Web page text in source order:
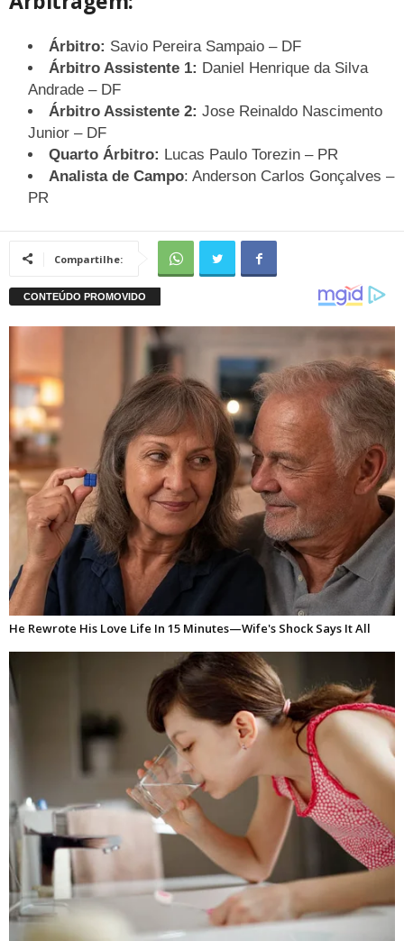
Árbitro: Savio Pereira Sampaio – DF
Árbitro Assistente 1: Daniel Henrique da Silva
Andrade – DF
Árbitro Assistente 2: Jose Reinaldo Nascimento
Junior – DF
Quarto Árbitro: Lucas Paulo Torezin – PR
Analista de Campo: Anderson Carlos Gonçalves –
PR
Compartilhe: